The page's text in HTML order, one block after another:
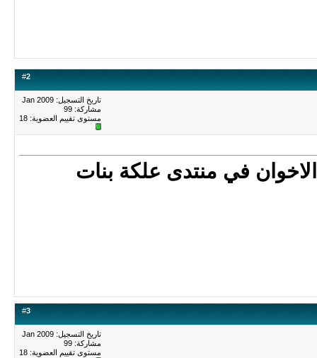
#2
تاريخ التسجيل: Jan 2009
مشاركة: 99
مستوى تقييم العضوية: 18
في منتدى علكة بنات
#3
تاريخ التسجيل: Jan 2009
مشاركة: 99
مستوى تقييم العضوية: 18